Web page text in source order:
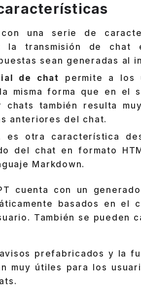
una serie de
la transmisión de
sean generadas al
de chat
permite a los
misma forma que en el
también resulta
anteriores del chat.
es otra característica
del chat en formato
Markdown.
cuenta con un
basados en el
También se pueden
prefabricados y la
muy útiles para los